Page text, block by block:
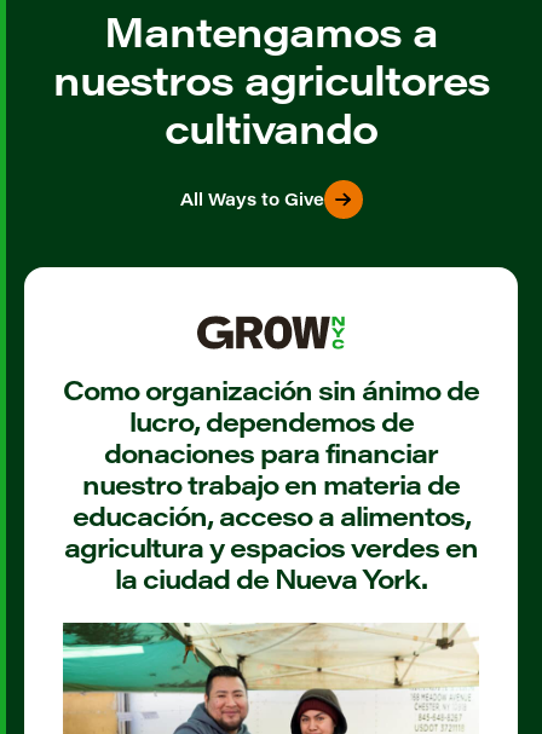
Mantengamos a
nuestros agricultores
cultivando
All Ways to Give
Como organización sin ánimo de
lucro, dependemos de
donaciones para financiar
nuestro trabajo en materia de
educación, acceso a alimentos,
agricultura y espacios verdes en
la ciudad de Nueva York.